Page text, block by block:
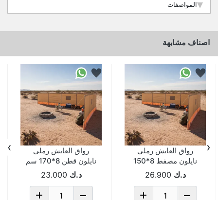
المواصفات
اصناف مشابهة
رواق العايش رملي
نايلون مصفط 8*150
سم د.ك 26.900
رواق العايش رملي
نايلون قطن 8*170 سم
(شعار) NU1-8-170
د.ك 23.000
‹
›